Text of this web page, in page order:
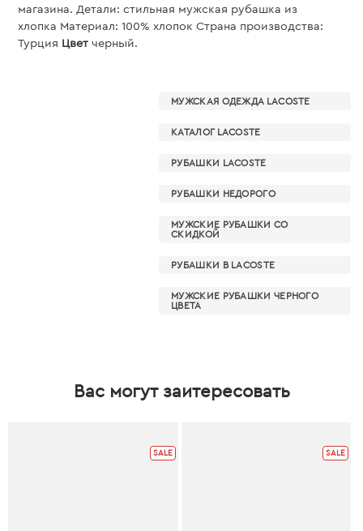
магазина. Детали: стильная мужская рубашка из
хлопка Материал: 100% хлопок Страна производства:
Турция Цвет черный.
МУЖСКАЯ ОДЕЖДА LACOSTE
КАТАЛОГ LACOSTE
РУБАШКИ LACOSTE
РУБАШКИ НЕДОРОГО
МУЖСКИЕ РУБАШКИ СО
СКИДКОЙ
РУБАШКИ В LACOSTE
МУЖСКИЕ РУБАШКИ ЧЕРНОГО
ЦВЕТА
Вас могут заитересовать
SALE SALE